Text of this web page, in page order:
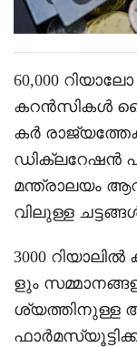
60,000
കറൻസികൾ
കർ
ഡിക്ലറേഷൻ
മന്ത്രാലയം
വിലുള്ള
3000
ളും
ശ്യത്തിനുള്ള